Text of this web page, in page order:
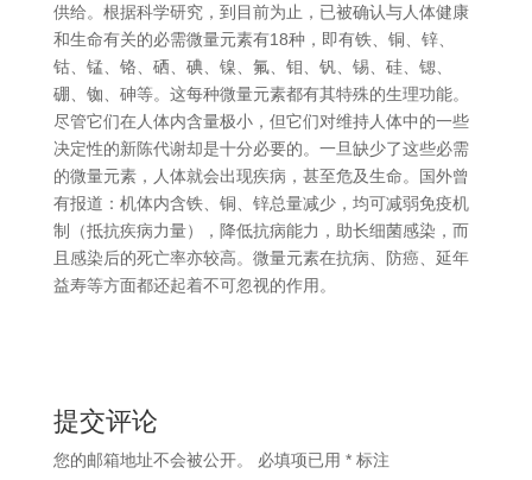
供给。根据科学研究，到目前为止，已被确认与人体健康
和生命有关的必需微量元素有18种，即有铁、铜、锌、
钴、锰、铬、硒、碘、镍、氟、钼、钒、锡、硅、锶、
硼、铷、砷等。这每种微量元素都有其特殊的生理功能。
尽管它们在人体内含量极小，但它们对维持人体中的一些
决定性的新陈代谢却是十分必要的。一旦缺少了这些必需
的微量元素，人体就会出现疾病，甚至危及生命。国外曾
有报道：机体内含铁、铜、锌总量减少，均可减弱免疫机
制（抵抗疾病力量），降低抗病能力，助长细菌感染，而
且感染后的死亡率亦较高。微量元素在抗病、防癌、延年
益寿等方面都还起着不可忽视的作用。
提交评论
您的邮箱地址不会被公开。 必填项已用 *标注